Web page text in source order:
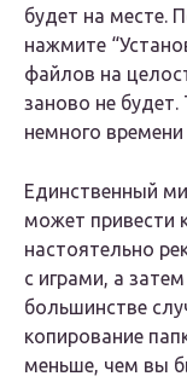
будет на месте.
нажмите
файлов на
заново не
немного
Единственный
может привести
настоятельно
с играми, а
большинстве
копирование
меньше, чем вы